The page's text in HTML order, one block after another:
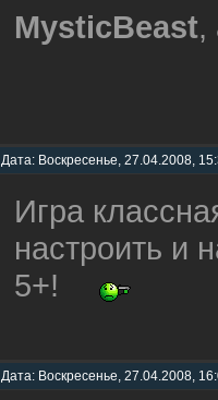
MysticBeast,
Дата: Воскресенье, 27.04.2008,
Игра
настроить и
5+!
Дата: Воскресенье, 27.04.2008,